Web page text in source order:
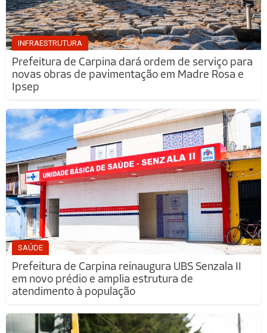
INFRAESTRUTURA
Prefeitura de Carpina dará ordem de serviço para
novas obras de pavimentação em Madre Rosa e
Ipsep
SAÚDE
Prefeitura de Carpina reinaugura UBS Senzala II
em novo prédio e amplia estrutura de
atendimento à população